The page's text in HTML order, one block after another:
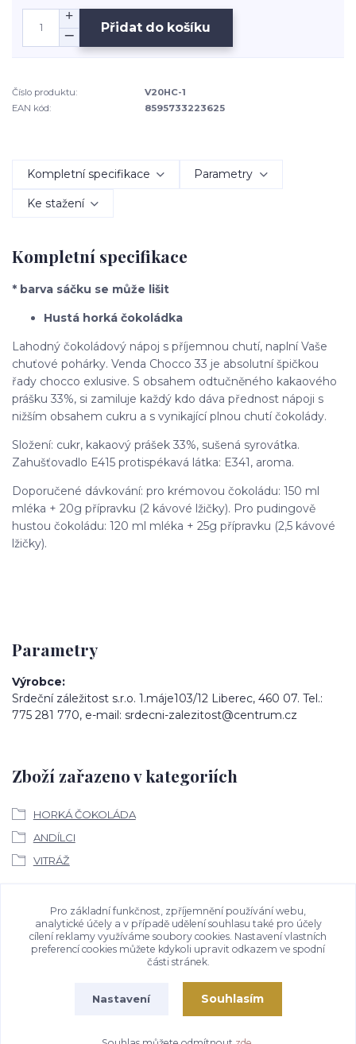
Přidat do košíku
Číslo produktu:
V20HC-1
EAN kód:
8595733223625
Kompletní specifikace Parametry
Ke stažení
Kompletní specifikace
* barva sáčku se může lišit
Hustá horká čokoládka
Lahodný čokoládový nápoj s příjemnou chutí, naplní Vaše
chuťové pohárky. Venda Chocco 33 je absolutní špičkou
řady chocco exlusive. S obsahem odtučněného kakaového
prášku 33%, si zamiluje každý kdo dáva přednost nápoji s
nižším obsahem cukru a s vynikající plnou chutí čokolády.
Složení: cukr, kakaový prášek 33%, sušená syrovátka.
Zahušťovadlo E415 protispékavá látka: E341, aroma.
Doporučené dávkování: pro krémovou čokoládu: 150 ml
mléka + 20g přípravku (2 kávové lžičky). Pro pudingově
hustou čokoládu: 120 ml mléka + 25g přípravku (2,5 kávové
lžičky).
Parametry
Výrobce
Srdeční záležitost s.r.o. 1.máje103/12 Liberec, 460 07. Tel.:
775 281 770, e-mail: srdecni-zalezitost@centrum.cz
Zboží zařazeno v kategoriích
HORKÁ ČOKOLÁDA
ANDÍLCI
VITRÁŽ
Ke stažení
Bezpečností upozornění
Pro základní funkčnost, zpříjemnění používání webu,
analytické účely a v případě udělení souhlasu také pro účely
cílení reklamy využíváme soubory cookies. Nastavení vlastních
preferencí cookies můžete kdykoli upravit odkazem ve spodní
části stránek.
Nastavení Souhlasím